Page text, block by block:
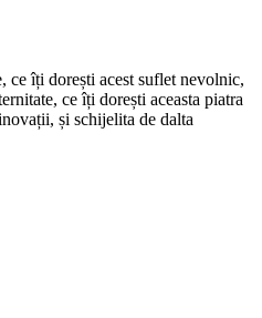
ce îți dorești acest suflet nevolnic,
ce îți dorești aceasta piatra
și schijelita de dalta